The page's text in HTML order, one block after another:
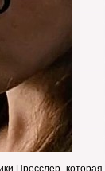
Пресслер, которая